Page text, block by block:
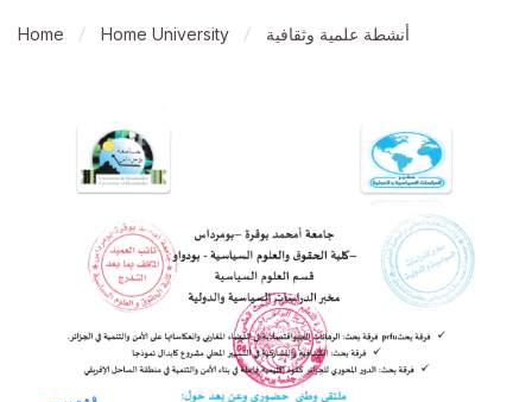
Home Home University أنشطة علمية وثقافية